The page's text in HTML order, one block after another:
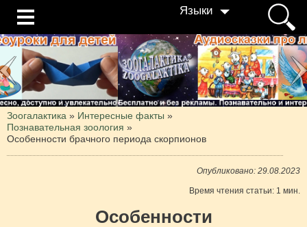
Языки
Зоогалактика » Интересные факты »
Познавательная зоология »
Особенности брачного периода скорпионов
Опубликовано: 29.08.2023
Время чтения статьи: 1 мин.
Особенности